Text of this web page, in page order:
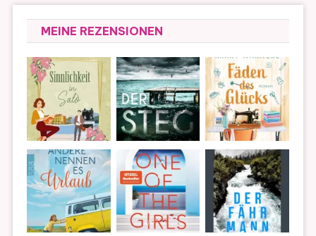
MEINE REZENSIONEN